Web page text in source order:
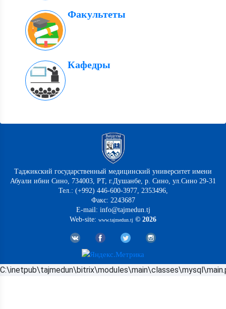
Факультеты
Кафедры
Таджикский государственный медицинский университет имени
Абуали ибни Сино, 734003, РТ, г.Душанбе, р. Сино, ул.Сино 29-31
Тел.: (+992) 446-600-3977, 2353496,
Факс: 2243687
E-mail: info@tajmedun.tj
Web-site: www.tajmedun.tj © 2026